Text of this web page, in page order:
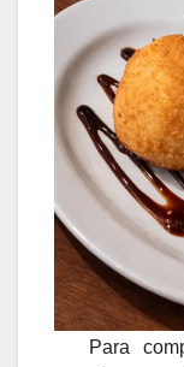
Para